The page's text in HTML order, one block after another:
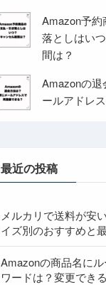
Amazon予約
落としはい
間は？
Amazonの退
ールアドレ
最近の投稿
メルカリで送料が安
イズ別のおすすめと
Amazonの商品名に
ワードは？変更でき